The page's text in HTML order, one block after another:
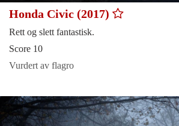
Honda Civic (2017)
Rett og slett fantastisk.
Score 10
Vurdert av flagro